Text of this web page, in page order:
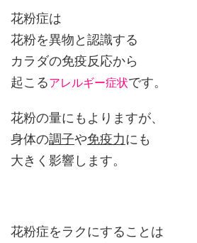
花粉症は
花粉を異物と認識する
カラダの免疫反応から
起こるアレルギー症状です。
花粉の量にもよりますが、
身体の調子や免疫力にも
大きく影響します。
花粉症をラクにすることは